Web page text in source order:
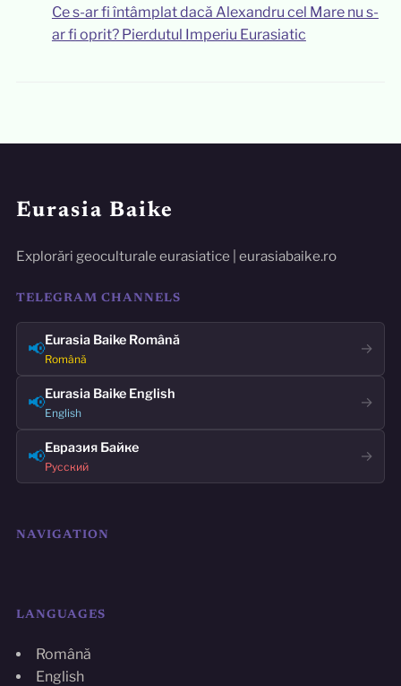
Ce s-ar fi întâmplat dacă Alexandru cel Mare nu s-
ar fi oprit? Pierdutul Imperiu Eurasiatic
Eurasia Baike
Explorări geoculturale eurasiatice | eurasiabaike.ro
TELEGRAM CHANNELS
📢Eurasia Baike Română
Română
→
📢Eurasia Baike English
English
→
📢Евразия Байке
Русский
→
NAVIGATION
LANGUAGES
Română
English